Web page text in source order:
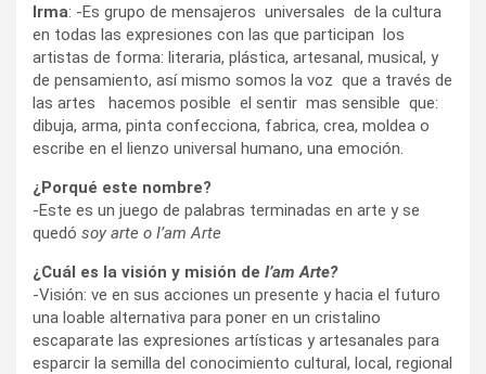
Irma: -Es grupo de mensajeros universales de la cultura
en todas las expresiones con las que participan los
artistas de forma: literaria, plástica, artesanal, musical, y
de pensamiento, así mismo somos la voz que a través de
las artes hacemos posible el sentir mas sensible que:
dibuja, arma, pinta confecciona, fabrica, crea, moldea o
escribe en el lienzo universal humano, una emoción.
¿Porqué este nombre?
-Este es un juego de palabras terminadas en arte y se
quedó soy arte o I’am Arte
¿Cuál es la visión y misión de I’am Arte?
-Visión: ve en sus acciones un presente y hacia el futuro
una loable alternativa para poner en un cristalino
escaparate las expresiones artísticas y artesanales para
esparcir la semilla del conocimiento cultural, local, regional